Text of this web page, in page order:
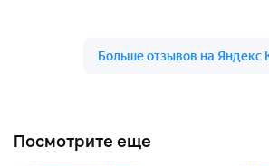
Посмотрите еще